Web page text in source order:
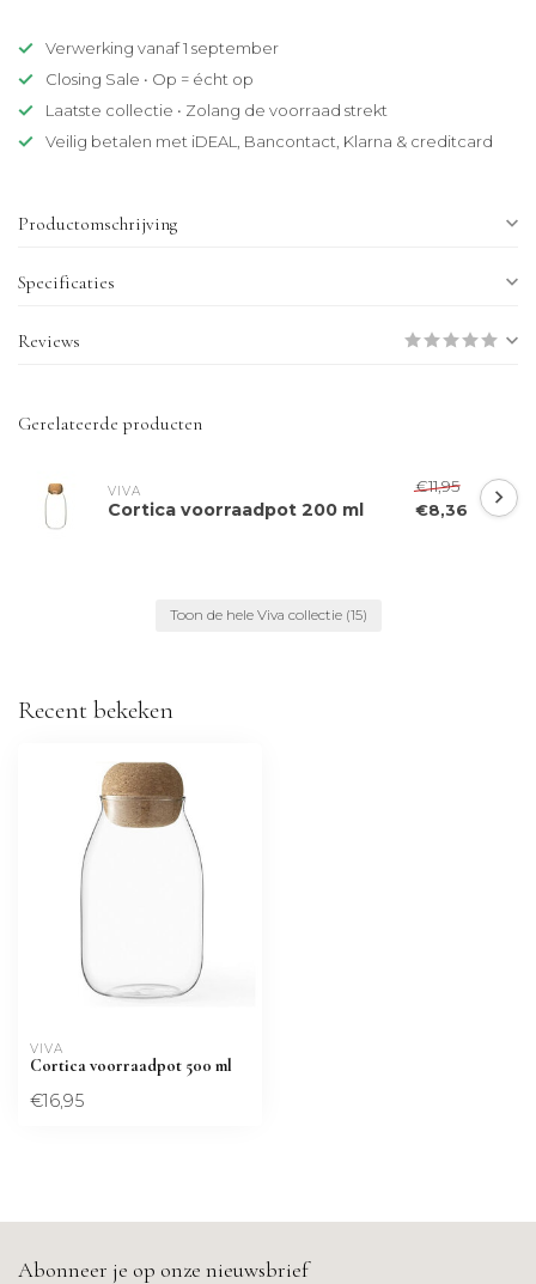
Verwerking vanaf 1 september
Closing Sale • Op = écht op
Laatste collectie • Zolang de voorraad strekt
Veilig betalen met iDEAL, Bancontact, Klarna & creditcard
Productomschrijving
Specificaties
Reviews
Gerelateerde producten
VIVA
Cortica voorraadpot 200 ml
€11,95
€8,36
Toon de hele Viva collectie (15)
Recent bekeken
VIVA
Cortica voorraadpot 500 ml
€16,95
Abonneer je op onze nieuwsbrief